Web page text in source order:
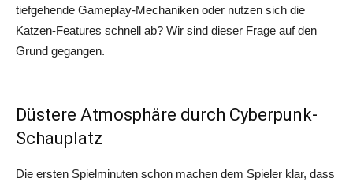
tiefgehende Gameplay-Mechaniken oder nutzen sich die
Katzen-Features schnell ab? Wir sind dieser Frage auf den
Grund gegangen.
Düstere Atmosphäre durch Cyberpunk-
Schauplatz
Die ersten Spielminuten schon machen dem Spieler klar, dass